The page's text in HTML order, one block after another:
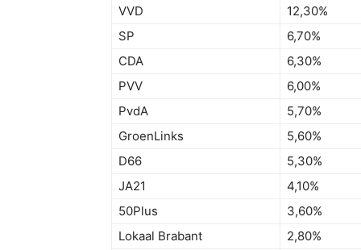
VVD
12,30%
SP
6,70%
CDA
6,30%
PVV
6,00%
PvdA
5,70%
GroenLinks
5,60%
D66
5,30%
JA21
4,10%
50Plus
3,60%
Lokaal Brabant
2,80%